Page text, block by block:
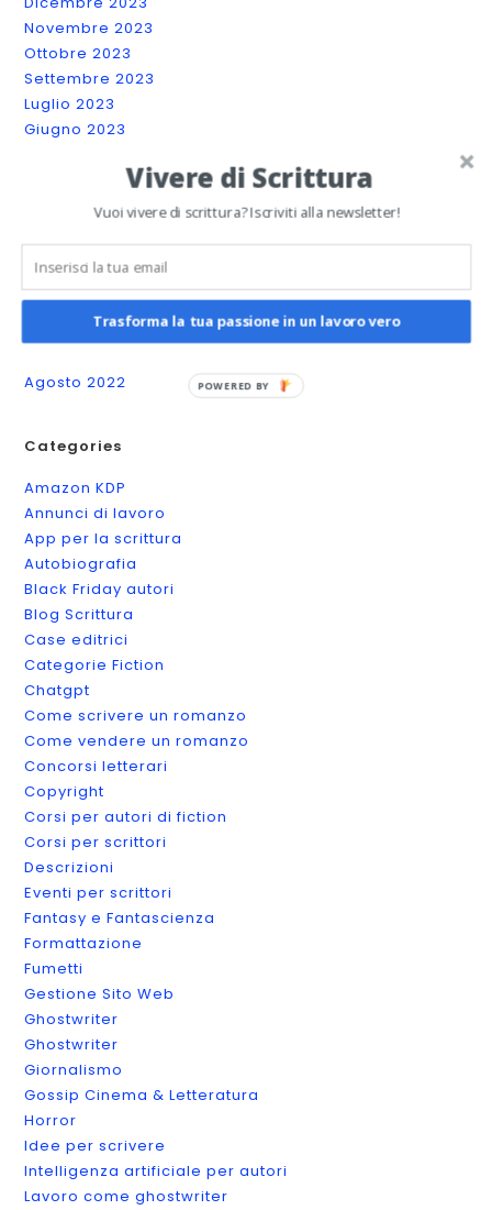
Novembre 2023
Ottobre 2023
Settembre 2023
Luglio 2023
Giugno 2023
Marzo 2023
Gennaio 2023
Novembre 2022
Ottobre 2022
Agosto 2022
Categories
Amazon KDP
Annunci di lavoro
App per la scrittura
Autobiografia
Black Friday autori
Blog Scrittura
Case editrici
Categorie Fiction
Chatgpt
Come scrivere un romanzo
Come vendere un romanzo
Concorsi letterari
Copyright
Corsi per autori di fiction
Corsi per scrittori
Descrizioni
Eventi per scrittori
Fantasy e Fantascienza
Formattazione
Fumetti
Gestione Sito Web
Ghostwriter
Ghostwriter
Giornalismo
Gossip Cinema & Letteratura
Horror
Idee per scrivere
Intelligenza artificiale per autori
Lavoro come ghostwriter
Vivere di Scrittura
Vuoi vivere di scrittura? Iscriviti alla newsletter!
Trasforma la tua passione in un lavoro vero
POWERED BY